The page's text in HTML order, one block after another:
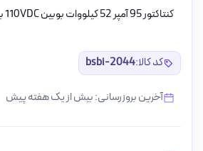
کنتاکتور 95 آمپر 52 کیلووات بوبین 110VDC برند لواتو ایتالیا
کد کالا:bsbi-2044
آخرین بروزرسانی: بیش از یک هفته پیش